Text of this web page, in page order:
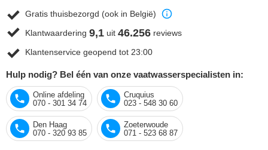
Gratis thuisbezorgd (ook in België)
Klantwaardering 9,1 uit 46.256 reviews
Klantenservice geopend tot 23:00
Hulp nodig? Bel één van onze vaatwasserspecialisten in:
Online afdeling
070 - 301 34 74
Cruquius
023 - 548 30 60
Den Haag
070 - 320 93 85
Zoeterwoude
071 - 523 68 87